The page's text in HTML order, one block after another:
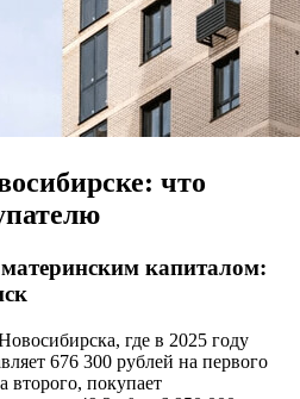
что
капиталом:
где в 2025 году
676 300 рублей на первого
второго, покупает